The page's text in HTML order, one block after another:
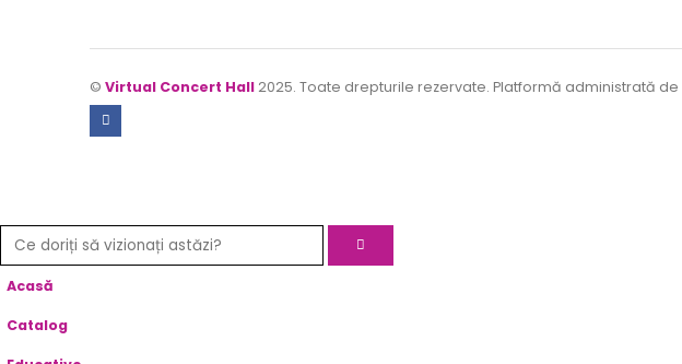
© Virtual Concert Hall 2025. Toate drepturile rezervate. Platformă administrată de
Acasă
Catalog